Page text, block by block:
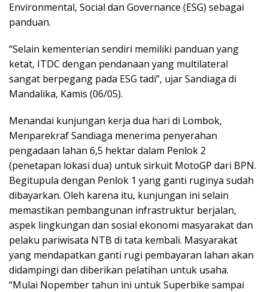
Environmental, Social dan Governance (ESG) sebagai
panduan.
“Selain kementerian sendiri memiliki panduan yang
ketat, ITDC dengan pendanaan yang multilateral
sangat berpegang pada ESG tadi”, ujar Sandiaga di
Mandalika, Kamis (06/05).
Menandai kunjungan kerja dua hari di Lombok,
Menparekraf Sandiaga menerima penyerahan
pengadaan lahan 6,5 hektar dalam Penlok 2
(penetapan lokasi dua) untuk sirkuit MotoGP dari BPN.
Begitupula dengan Penlok 1 yang ganti ruginya sudah
dibayarkan. Oleh karena itu, kunjungan ini selain
memastikan pembangunan infrastruktur berjalan,
aspek lingkungan dan sosial ekonomi masyarakat dan
pelaku pariwisata NTB di tata kembali. Masyarakat
yang mendapatkan ganti rugi pembayaran lahan akan
didampingi dan diberikan pelatihan untuk usaha.
“Mulai Nopember tahun ini untuk Superbike sampai